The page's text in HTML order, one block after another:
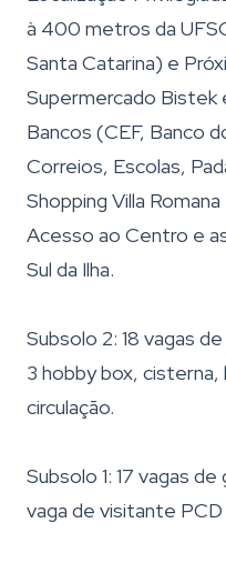
à 400 metros da
Santa Catarina) e
Supermercado Bistek
Bancos (CEF, Banco
Correios, Escolas,
Shopping Villa
Acesso ao Centro e
Sul da Ilha.
Subsolo 2: 18 vagas
3 hobby box, cisterna,
circulação.
Subsolo 1: 17 vagas
vaga de visitante PCD